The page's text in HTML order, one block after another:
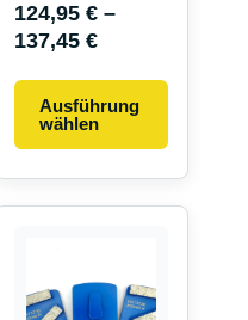
124,95 € –
137,45 €
Ausführung
wählen